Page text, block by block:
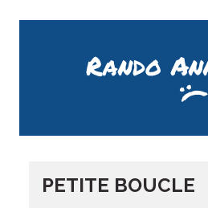
Rando
PETITE BOUCLE